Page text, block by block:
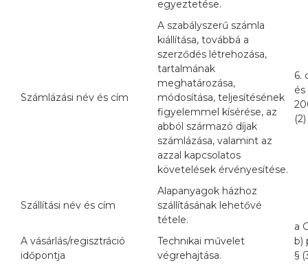
egyeztetése.
Számlázási név és cím
A szabályszerű számla
kiállítása, továbbá a
szerződés létrehozása,
tartalmának
meghatározása,
módosítása, teljesítésének
figyelemmel kísérése, az
abból származó díjak
számlázása, valamint az
azzal kapcsolatos
követelések érvényesítése.
6.
Szállítási név és cím
Alapanyagok házhoz
szállításának lehetővé
tétele.
a
b)
§
A vásárlás/regisztráció
időpontja
Technikai művelet
végrehajtása.